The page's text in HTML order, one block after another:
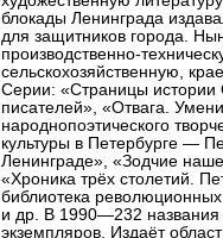
блокады Ленинграда
для защитников города.
производственно-
сельскохозяйственную,
Серии: «Страницы истории
писателей», «Отвага.
народнопоэтического
культуры в Петербурге —
Ленинграде», «Зодчие
«Хроника трёх столетий.
библиотека
и др. В 1990—232
экземпляров. Издаёт